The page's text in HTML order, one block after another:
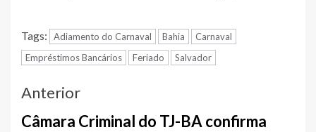
Tags: Adiamento do Carnaval Bahia
Carnaval
Empréstimos Bancários
Feriado Salvador
Navegação
entre
Anterior
Câmara Criminal do TJ-BA confirma